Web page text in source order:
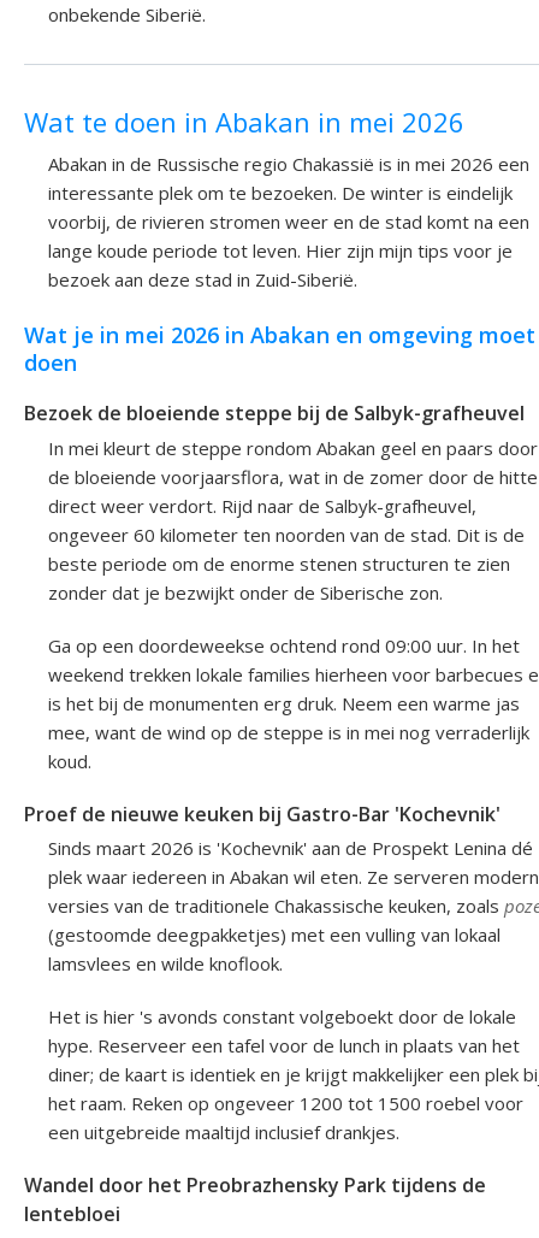
onbekende Siberië.
Wat te doen in Abakan in mei 2026
Abakan in de Russische regio Chakassië is in mei 2026 een
interessante plek om te bezoeken. De winter is eindelijk
voorbij, de rivieren stromen weer en de stad komt na een
lange koude periode tot leven. Hier zijn mijn tips voor je
bezoek aan deze stad in Zuid-Siberië.
Wat je in mei 2026 in Abakan en omgeving moet
doen
Bezoek de bloeiende steppe bij de Salbyk-grafheuvel
In mei kleurt de steppe rondom Abakan geel en paars door
de bloeiende voorjaarsflora, wat in de zomer door de hitte
direct weer verdort. Rijd naar de Salbyk-grafheuvel,
ongeveer 60 kilometer ten noorden van de stad. Dit is de
beste periode om de enorme stenen structuren te zien
zonder dat je bezwijkt onder de Siberische zon.
Ga op een doordeweekse ochtend rond 09:00 uur. In het
weekend trekken lokale families hierheen voor barbecues
is het bij de monumenten erg druk. Neem een warme jas
mee, want de wind op de steppe is in mei nog verraderlijk
koud.
Proef de nieuwe keuken bij Gastro-Bar 'Kochevnik'
Sinds maart 2026 is 'Kochevnik' aan de Prospekt Lenina dé
plek waar iedereen in Abakan wil eten. Ze serveren
versies van de traditionele Chakassische keuken, zoals
(gestoomde deegpakketjes) met een vulling van lokaal
lamsvlees en wilde knoflook.
Het is hier 's avonds constant volgeboekt door de lokale
hype. Reserveer een tafel voor de lunch in plaats van het
diner; de kaart is identiek en je krijgt makkelijker een plek
het raam. Reken op ongeveer 1200 tot 1500 roebel voor
een uitgebreide maaltijd inclusief drankjes.
Wandel door het Preobrazhensky Park tijdens de
lentebloei